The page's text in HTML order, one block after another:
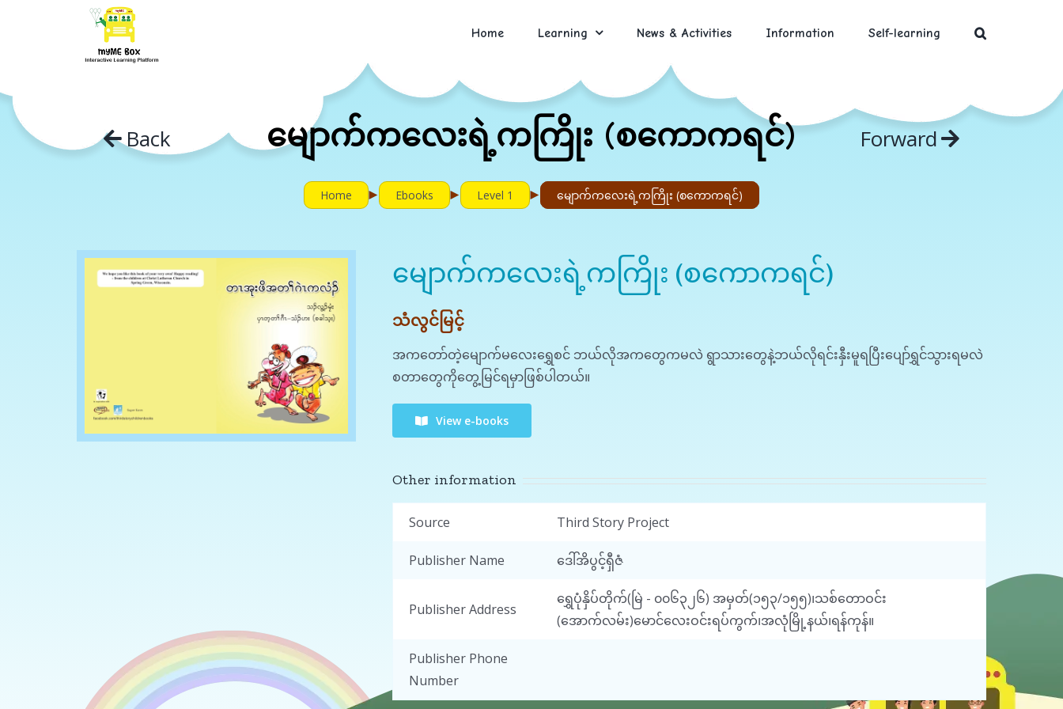
Home Learning News & Activities Information Self-learning
Back မျောက်ကလေးရဲ့ကကြိုး (စကောကရင်) Forward
Home ► Ebooks ► Level 1 ► မျောက်ကလေးရဲ့ကကြိုး (စကောကရင်)
မျောက်ကလေးရဲ့ကကြိုး (စကောကရင်)
သံလွင်မြင့်
အကတော်တဲ့မျောက်မလေးရွှေစင် ဘယ်လိုအကတွေကမလဲ ရွာသားတွေနဲ့ဘယ်လိုရင်းနှီးမူရပြီးပျော်ရွှင်သွားရမလဲ
စတာတွေကိုတွေ့မြင်ရမှာဖြစ်ပါတယ်။
View e-books
Other information
Source Third Story Project
Publisher Name ဒေါ်အိပွင့်ရှီဇံ
Publisher Address
ရွှေပုံနှိပ်တိုက်(မြဲ - ၀၀၆၃၂၆) အမှတ်(၁၅၃/၁၅၅)၊သစ်တောဝင်း
(အောက်လမ်း)မောင်လေးဝင်းရပ်ကွက်၊အလုံမြို့နယ်၊ရန်ကုန်။
Publisher Phone
Number